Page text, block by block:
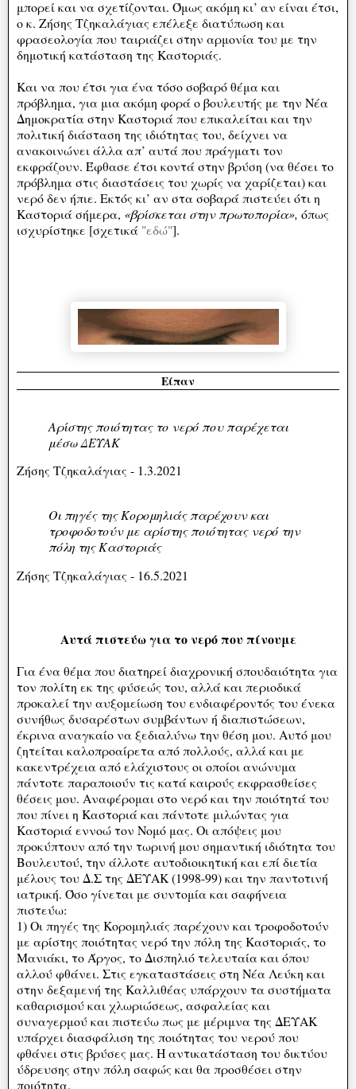
μπορεί και να σχετίζονται. Όμως ακόμη κι’ αν είναι έτσι,
ο κ. Ζήσης Τζηκαλάγιας επέλεξε διατύπωση και
φρασεολογία που ταιριάζει στην αρμονία του με την
δημοτική κατάσταση της Καστοριάς.
Και να που έτσι για ένα τόσο σοβαρό θέμα και
πρόβλημα, για μια ακόμη φορά ο βουλευτής με την Νέα
Δημοκρατία στην Καστοριά που επικαλείται και την
πολιτική διάσταση της ιδιότητας του, δείχνει να
ανακοινώνει άλλα απ’ αυτά που πράγματι τον
εκφράζουν. Έφθασε έτσι κοντά στην βρύση (να θέσει το
πρόβλημα στις διαστάσεις του χωρίς να χαρίζεται) και
νερό δεν ήπιε. Εκτός κι’ αν στα σοβαρά πιστεύει ότι η
Καστοριά σήμερα, «βρίσκεται στην πρωτοπορία», όπως
ισχυρίστηκε [σχετικά "εδώ"].
Είπαν
Αρίστης ποιότητας το νερό που παρέχεται
μέσω ΔΕΥΑΚ
Ζήσης Τζηκαλάγιας - 1.3.2021
Οι πηγές της Κορομηλιάς παρέχουν και
τροφοδοτούν με αρίστης ποιότητας νερό την
πόλη της Καστοριάς
Ζήσης Τζηκαλάγιας - 16.5.2021
Αυτά πιστεύω για το νερό που πίνουμε
Για ένα θέμα που διατηρεί διαχρονική σπουδαιότητα για
τον πολίτη εκ της φύσεώς του, αλλά και περιοδικά
προκαλεί την αυξομείωση του ενδιαφέροντός του ένεκα
συνήθως δυσαρέστων συμβάντων ή διαπιστώσεων,
έκρινα αναγκαίο να ξεδιαλύνω την θέση μου. Αυτό μου
ζητείται καλοπροαίρετα από πολλούς, αλλά και με
κακεντρέχεια από ελάχιστους οι οποίοι ανώνυμα
πάντοτε παραποιούν τις κατά καιρούς εκφρασθείσες
θέσεις μου. Αναφέρομαι στο νερό και την ποιότητά του
που πίνει η Καστοριά και πάντοτε μιλώντας για
Καστοριά εννοώ τον Νομό μας. Οι απόψεις μου
προκύπτουν από την τωρινή μου σημαντική ιδιότητα του
Βουλευτού, την άλλοτε αυτοδιοικητική και επί διετία
μέλους του Δ.Σ της ΔΕΥΑΚ (1998-99) και την παντοτινή
ιατρική. Όσο γίνεται με συντομία και σαφήνεια
πιστεύω:
1) Οι πηγές της Κορομηλιάς παρέχουν και τροφοδοτούν
με αρίστης ποιότητας νερό την πόλη της Καστοριάς, το
Μανιάκι, το Άργος, το Δισπηλιό τελευταία και όπου
αλλού φθάνει. Στις εγκαταστάσεις στη Νέα Λεύκη και
στην δεξαμενή της Καλλιθέας υπάρχουν τα συστήματα
καθαρισμού και χλωριώσεως, ασφαλείας και
συναγερμού και πιστεύω πως με μέριμνα της ΔΕΥΑΚ
υπάρχει διασφάλιση της ποιότητας του νερού που
φθάνει στις βρύσες μας. Η αντικατάσταση του δικτύου
ύδρευσης στην πόλη σαφώς και θα προσθέσει στην
ποιότητα.